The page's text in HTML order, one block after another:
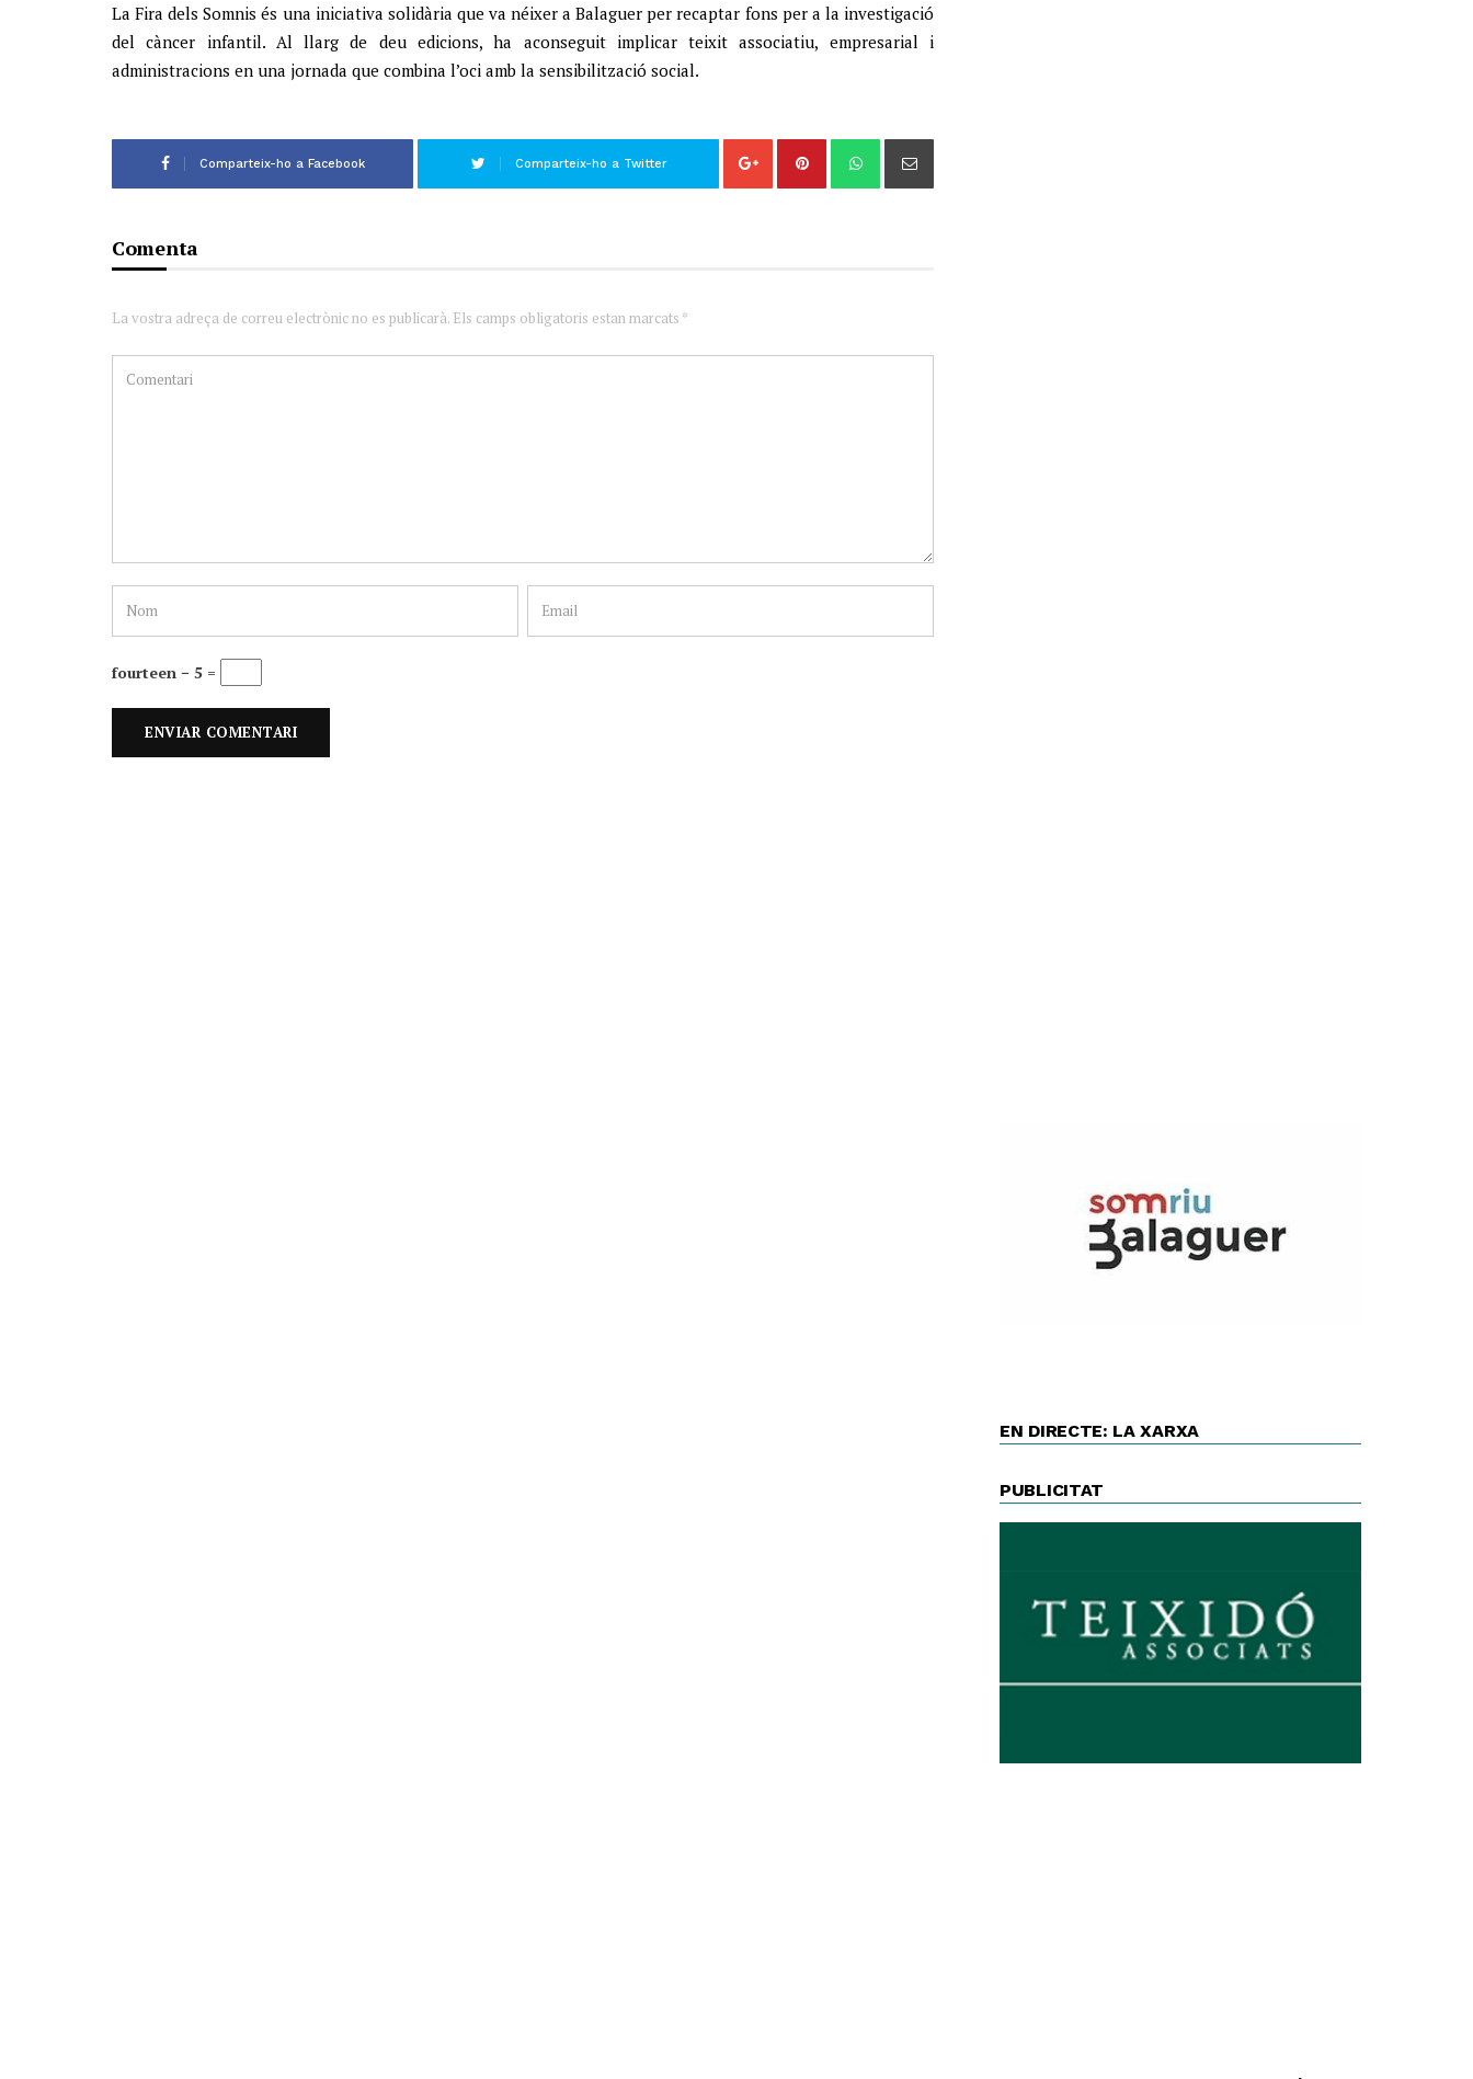
La Fira dels Somnis és una iniciativa solidària que va néixer a Balaguer per recaptar fons per a la investigació
del càncer infantil. Al llarg de deu edicions, ha aconseguit implicar teixit associatiu, empresarial i
administracions en una jornada que combina l’oci amb la sensibilització social.
Comparteix-ho a Facebook Comparteix-ho a Twitter
Comenta
La vostra adreça de correu electrònic no es publicarà. Els camps obligatoris estan marcats *
fourteen − 5 =
EN DIRECTE: LA XARXA
PUBLICITAT